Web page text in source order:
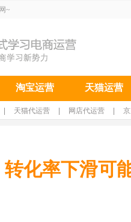
~
淘宝运营 天猫运营
天猫代运营 网店代运营
化率下滑可